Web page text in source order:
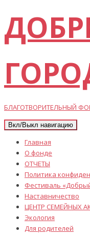
БЛАГОТВОРИТЕЛЬНЫЙ
Вкл/Выкл навигацию
Главная
О фонде
ОТЧЕТЫ
Политика
Фестиваль
Наставничество
ЦЕНТР СЕМЕЙНЫХ
Экология
Для родителей